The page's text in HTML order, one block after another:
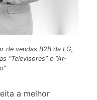
de vendas B2B da LG,
“Televisores” e “Ar-
a melhor